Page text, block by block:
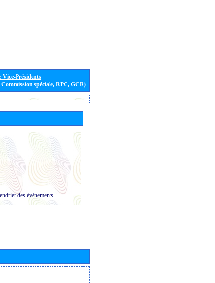
Vice-Présidents
spéciale, RPC, GCR)
des évènements